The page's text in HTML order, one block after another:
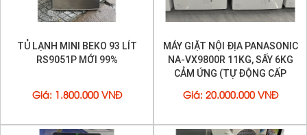
TỦ LẠNH MINI BEKO 93 LÍT
RS9051P MỚI 99%
Giá: 1.800.000 VNĐ
MÁY GIẶT NỘI ĐỊA PANASONIC
NA-VX9800R 11KG, SẤY 6KG
CẢM ỨNG (TỰ ĐỘNG CẤP
Giá: 20.000.000 VNĐ